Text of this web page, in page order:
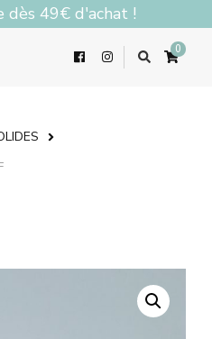
dès 49€ d'achat !
0